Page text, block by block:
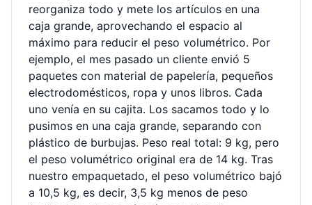
reorganiza todo y mete los artículos en una
caja grande, aprovechando el espacio al
máximo para reducir el peso volumétrico. Por
ejemplo, el mes pasado un cliente envió 5
paquetes con material de papelería, pequeños
electrodomésticos, ropa y unos libros. Cada
uno venía en su cajita. Los sacamos todo y lo
pusimos en una caja grande, separando con
plástico de burbujas. Peso real total: 9 kg, pero
el peso volumétrico original era de 14 kg. Tras
nuestro empaquetado, el peso volumétrico bajó
a 10,5 kg, es decir, 3,5 kg menos de peso